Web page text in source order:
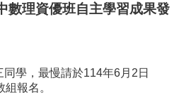
數理資優班自主學習成果發
學，最慢請於114年6月2日
報名。